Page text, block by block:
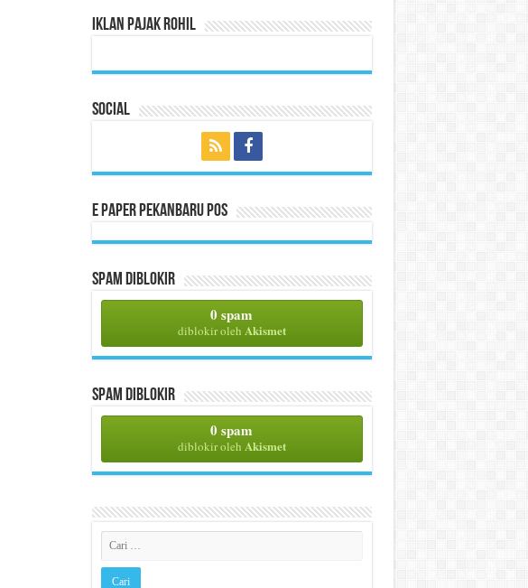
Iklan Pajak Rohil
Social
E Paper Pekanbaru Pos
Spam Diblokir
0 spam
diblokir oleh Akismet
Spam Diblokir
0 spam
diblokir oleh Akismet